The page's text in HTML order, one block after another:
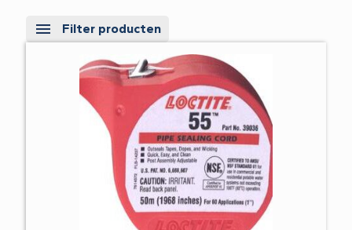
Filter producten